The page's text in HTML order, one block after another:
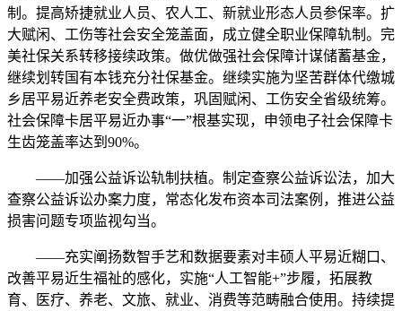
制。提高矫捷就业人员、农人工、新就业形态人员参保率。扩
大赋闲、工伤等社会安全笼盖面，成立健全职业保障轨制。完
美社保关系转移接续政策。做优做强社会保障计谋储蓄基金，
继续划转国有本钱充分社保基金。继续实施为坚苦群体代缴城
乡居平易近养老安全费政策，巩固赋闲、工伤安全省级统筹。
社会保障卡居平易近办事“一”根基实现，申领电子社会保障卡
生齿笼盖率达到90%。
——加强公益诉讼轨制扶植。制定查察公益诉讼法，加大
查察公益诉讼办案力度，常态化发布资本司法案例，推进公益
损害问题专项监视勾当。
——充实阐扬数智手艺和数据要素对丰硕人平易近糊口、
改善平易近生福祉的感化，实施“人工智能+”步履，拓展教
育、医疗、养老、文旅、就业、消费等范畴融合使用。持续提